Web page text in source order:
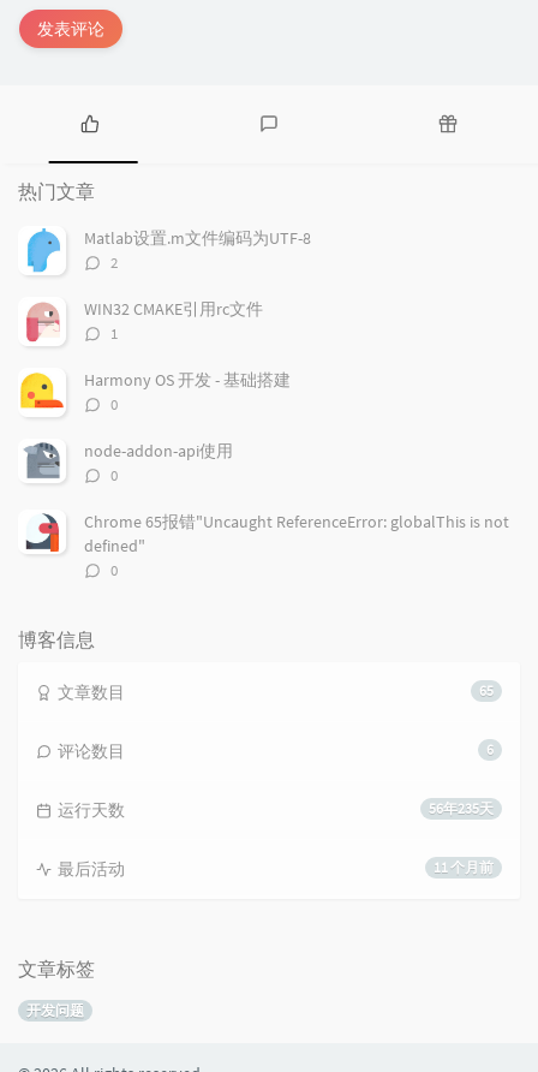
发表评论
热
门
文
章
论
热门文章
Matlab设置.m文件编码为UTF-8
评
数：
2
WIN32 CMAKE引用rc文件
评
数：
1
Harmony OS 开发 - 基础搭建
评
数：
0
node-addon-api使用
评
数：
0
Chrome 65报错"Uncaught ReferenceError: globalThis is not
defined"
评
0
博客信息
65
文章数目
6
评论数目
56年235天
运行天数
11 个月前
最后活动
文章标签
开发问题